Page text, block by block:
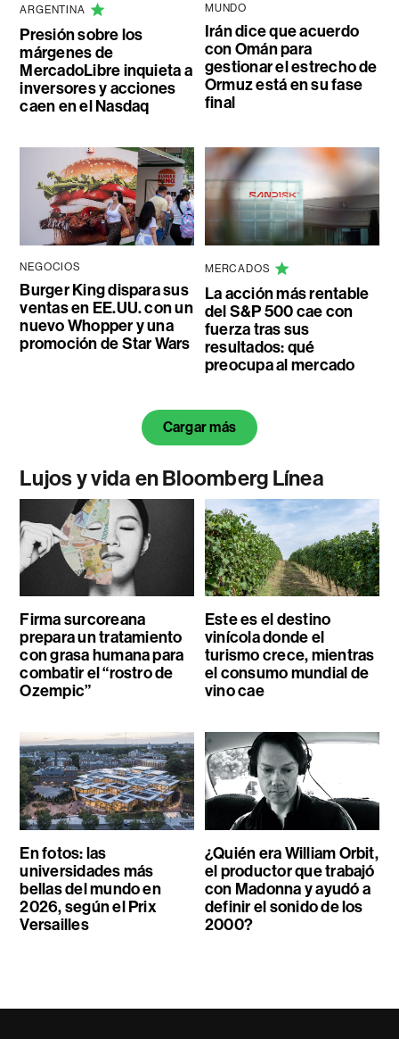
ARGENTINA
Presión sobre los
márgenes de
MercadoLibre inquieta a
inversores y acciones
caen en el Nasdaq
MUNDO
Irán dice que acuerdo
con Omán para
gestionar el estrecho de
Ormuz está en su fase
final
NEGOCIOS
Burger King dispara sus
ventas en EE.UU. con un
nuevo Whopper y una
promoción de Star Wars
MERCADOS
La acción más rentable
del S&P 500 cae con
fuerza tras sus
resultados: qué
preocupa al mercado
Cargar más
Lujos y vida en Bloomberg Línea
Firma surcoreana
prepara un tratamiento
con grasa humana para
combatir el “rostro de
Ozempic”
Este es el destino
vinícola donde el
turismo crece, mientras
el consumo mundial de
vino cae
En fotos: las
universidades más
bellas del mundo en
2026, según el Prix
Versailles
¿Quién era William Orbit,
el productor que trabajó
con Madonna y ayudó a
definir el sonido de los
2000?